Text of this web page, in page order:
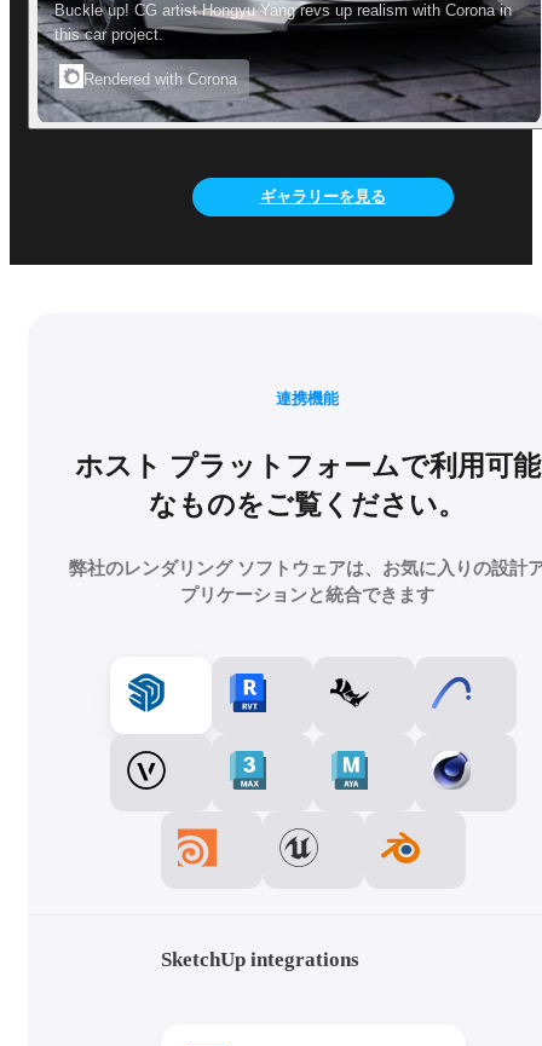
Buckle up! CG artist Hongyu Yang revs up realism with Corona in
this car project.
Rendered with Corona
ギャラリーを見る
ホスト プラットフォームで利用可能
なものをご覧ください。
連携機能
弊社のレンダリング ソフトウェアは、お気に入りの設計
プリケーションと統合できます
SketchUp integrations